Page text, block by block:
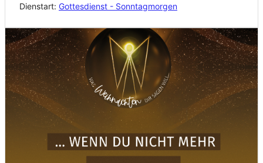
Dienstart: Gottesdienst - Sonntagmorgen